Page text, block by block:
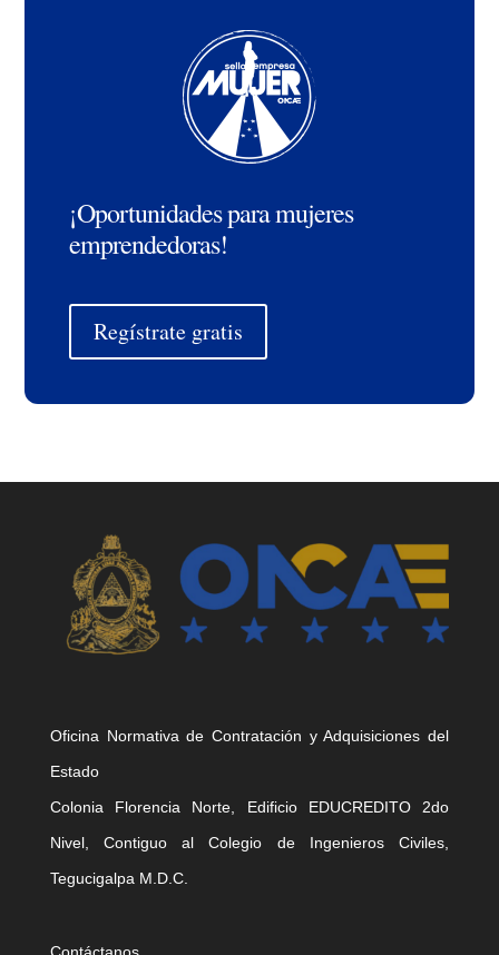
¡Oportunidades para mujeres
emprendedoras!
Regístrate gratis
Oficina Normativa de Contratación y Adquisiciones del
Estado
Colonia Florencia Norte, Edificio EDUCREDITO 2do
Nivel, Contiguo al Colegio de Ingenieros Civiles,
Tegucigalpa M.D.C.